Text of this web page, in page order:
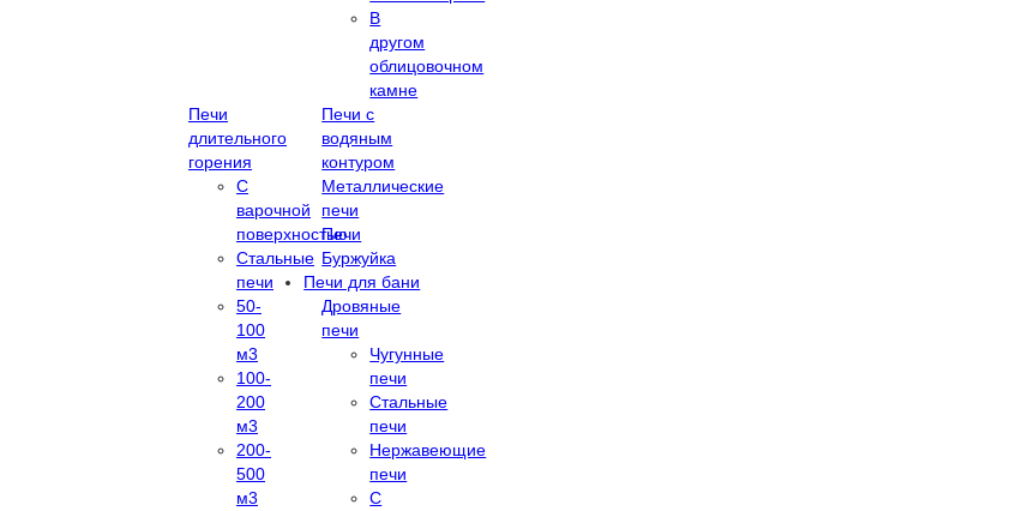
В
другом
облицовочном
камне
Печи
длительного
горения
С
варочной
поверхностью
Стальные
печи
50-
100
м3
100-
200
м3
200-
500
м3
Печи с
водяным
контуром
Металлические
печи
Печи
Буржуйка
Печи для бани
Дровяные
печи
Чугунные
печи
Стальные
печи
Нержавеющие
печи
С